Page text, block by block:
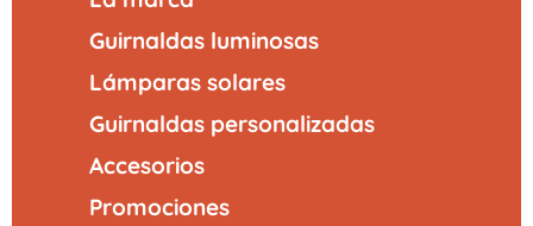
Guirnaldas luminosas
Lámparas solares
Guirnaldas personalizadas
Accesorios
Promociones